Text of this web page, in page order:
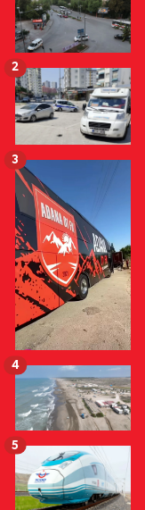
2
3
4
5